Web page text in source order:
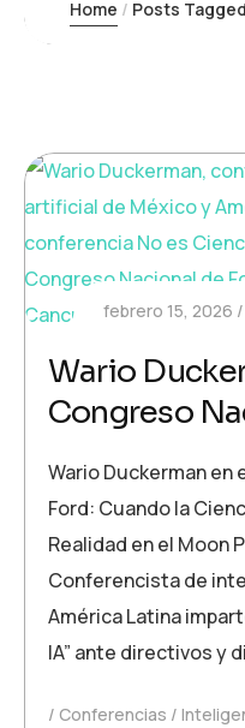
Home Posts Tagged
febrero 15, 2026
Wario
Congreso
Wario Duckerman en
Ford: Cuando la
Realidad en el Moon
Conferencista de
América Latina
IA” ante directivos y
Conferencias